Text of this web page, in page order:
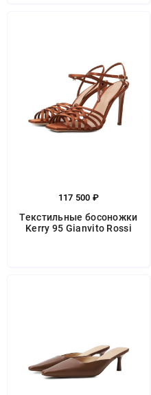
117 500 ₽
Текстильные босоножки
Kerry 95 Gianvito Rossi